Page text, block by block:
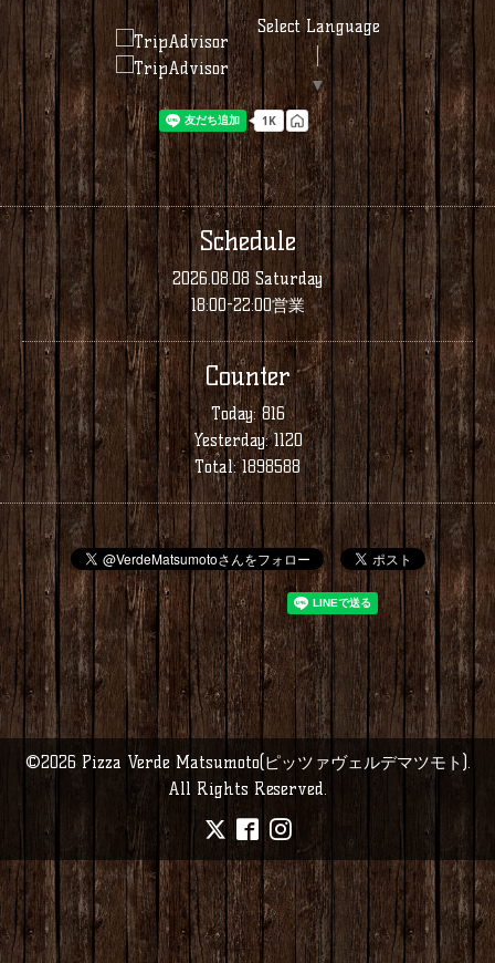
Select Language
▼
Schedule
2026.08.08 Saturday
18:00-22:00営業
Counter
Today:816
Yesterday:1120
Total:1898588
©2026 Pizza Verde Matsumoto(ピッツァヴェルデマツモト).
All Rights Reserved.